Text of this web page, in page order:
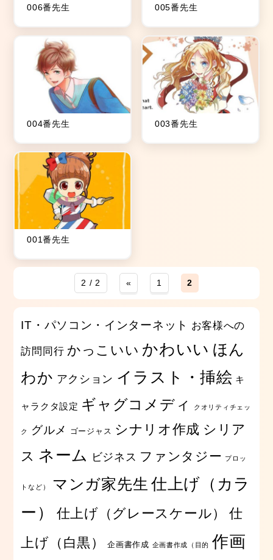
006番先生 005番先生
004番先生 003番先生
001番先生
2 / 2 « 1 2
IT・パソコン・インターネット お客様への
訪問同行 かっこいい かわいい ほん
わか アクション イラスト・挿絵 キ
ャラクタ設定 ギャグコメディ クオリティチェッ
ク グルメ ゴージャス シナリオ作成 シリア
ス ネーム ビジネス ファンタジー プロッ
トなど） マンガ家先生 仕上げ（カラ
ー）
仕上げ（グレースケール）
仕
上げ（白黒）
企画書作成 企画書作成（目的 作画